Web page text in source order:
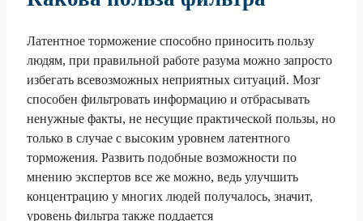
Латентное торможение способно приносить пользу
людям, при правильной работе разума можно запросто
избегать всевозможных неприятных ситуаций. Мозг
способен фильтровать информацию и отбрасывать
ненужные факты, не несущие практической пользы, но
только в случае с высоким уровнем латентного
торможения. Развить подобные возможности по
мнению экспертов все же можно, ведь улучшить
концентрацию у многих людей получалось, значит,
уровень фильтра также поддается